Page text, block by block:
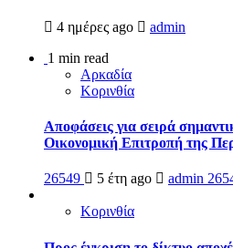
4 ημέρες ago
admin
1 min read
Αρκαδία
Κορινθία
Αποφάσεις για σειρά
Οικονομική Επιτροπή της
26549 5 έτη ago admin
Κορινθία